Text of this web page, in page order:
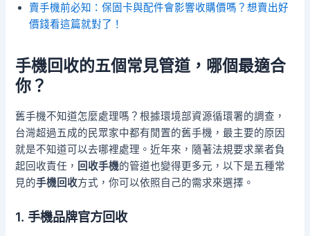
賣手機前必知：保固卡與配件會影響收購價嗎？想賣出好
價錢看這篇就對了！
手機回收的五個常見管道，哪個最適合
你？
舊手機不知道怎麼處理嗎？根據環境部資源循環署的調查，
台灣超過五成的民眾家中都有閒置的舊手機，最主要的原因
就是不知道可以去哪裡處理。近年來，隨著法規要求業者負
起回收責任， 回收手機的管道也變得更多元，以下是五種常
見的手機回收方式，你可以依照自己的需求來選擇。
1. 手機品牌官方回收